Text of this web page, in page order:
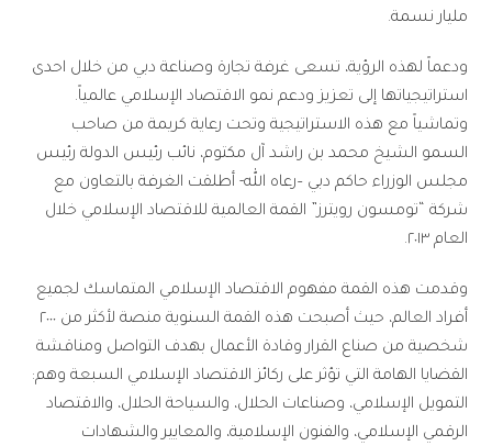
مليار نسمة.
ودعماً لهذه الرؤية، تسعى غرفة تجارة وصناعة دبي من خلال احدى
استراتيجياتها إلى تعزيز ودعم نمو الاقتصاد الإسلامي عالمياً.
وتماشياً مع هذه الاستراتيجية وتحت رعاية كريمة من صاحب
السمو الشيخ محمد بن راشد آل مكتوم، نائب رئيس الدولة رئيس
مجلس الوزراء حاكم دبي –رعاه الله- أطلقت الغرفة بالتعاون مع
شركة “تومسون رويترز” القمة العالمية للاقتصاد الإسلامي خلال
العام ٢٠١٣.
وقدمت هذه القمة مفهوم الاقتصاد الإسلامي المتماسك لجميع
أفراد العالم، حيث أصبحت هذه القمة السنوية منصة لأكثر من ٢٠٠٠
شخصية من صناع القرار وقادة الأعمال بهدف التواصل ومناقشة
القضايا الهامة التي تؤثر على ركائز الاقتصاد الإسلامي السبعة وهم:
التمويل الإسلامي، وصناعات الحلال، والسياحة الحلال، والاقتصاد
الرقمي الإسلامي، والفنون الإسلامية، والمعايير والشهادات